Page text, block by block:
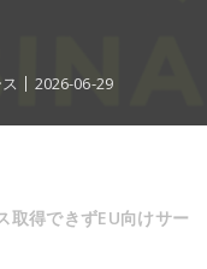
2026-06-29
取得できずEU向けサー